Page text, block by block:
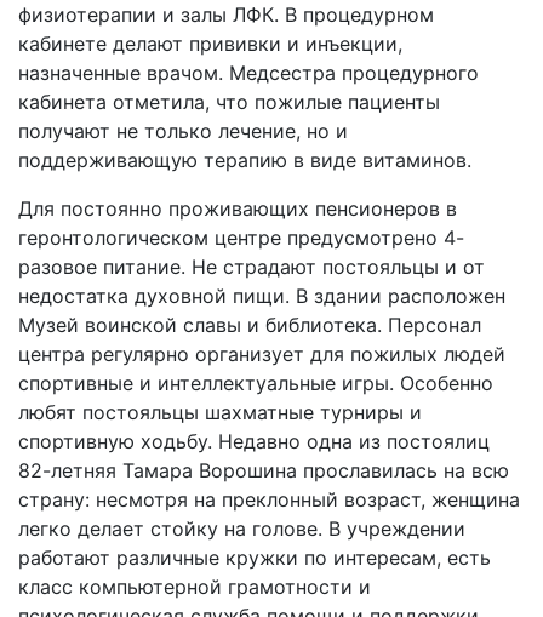
физиотерапии и залы ЛФК. В процедурном
кабинете делают прививки и инъекции,
назначенные врачом. Медсестра процедурного
кабинета отметила, что пожилые пациенты
получают не только лечение, но и
поддерживающую терапию в виде витаминов.
Для постоянно проживающих пенсионеров в
геронтологическом центре предусмотрено 4-
разовое питание. Не страдают постояльцы и от
недостатка духовной пищи. В здании расположен
Музей воинской славы и библиотека. Персонал
центра регулярно организует для пожилых людей
спортивные и интеллектуальные игры. Особенно
любят постояльцы шахматные турниры и
спортивную ходьбу. Недавно одна из постоялиц
82-летняя Тамара Ворошина прославилась на всю
страну: несмотря на преклонный возраст, женщина
легко делает стойку на голове. В учреждении
работают различные кружки по интересам, есть
класс компьютерной грамотности и